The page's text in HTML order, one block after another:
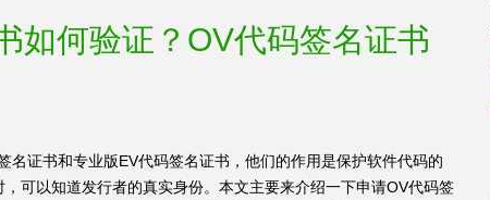
如何验证？OV代码签名证书
名证书和专业版EV代码签名证书，他们的作用是保护软件代码的
可以知道发行者的真实身份。本文主要来介绍一下申请OV代码签